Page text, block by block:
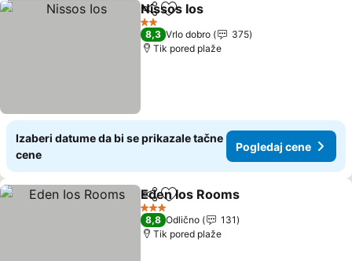
Deli Dodati u favorite
Nissos Ios
2 Zvezdice
8,3 Vrlo dobro
375
Tik pored plaže
Izaberi datume da bi se prikazale tačne
cene
Pogledaj cene
Deli Dodati u favorite
Eden Ios Rooms
3 Zvezdice
8,8 Odlično
131
Tik pored plaže